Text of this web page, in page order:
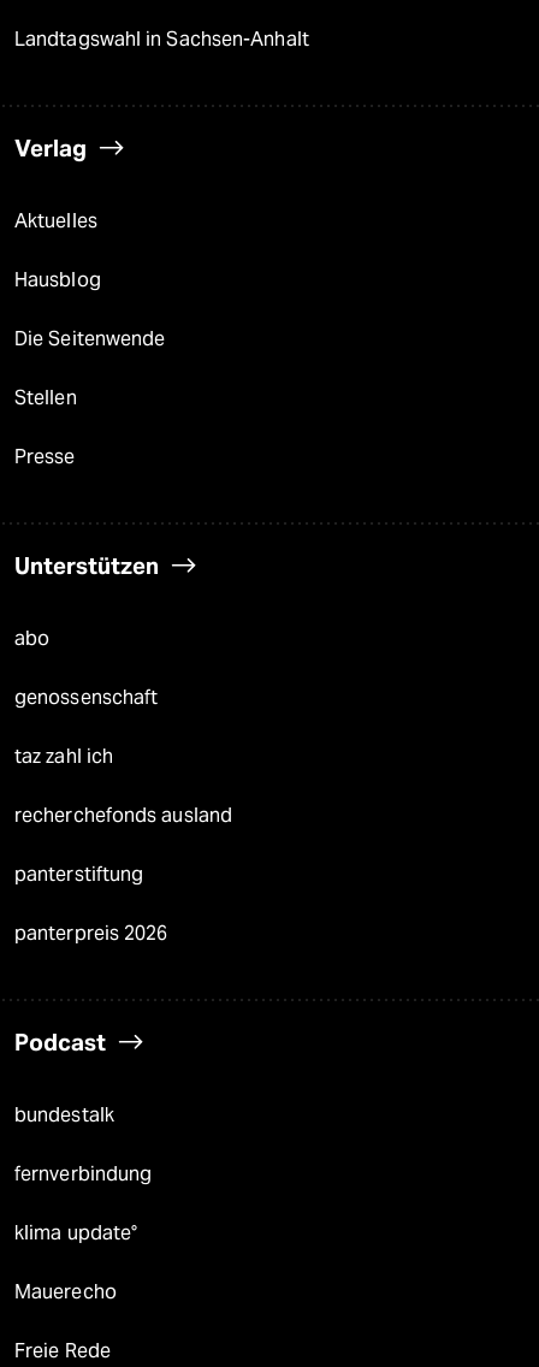
Landtagswahl in Sachsen-Anhalt
Verlag
Aktuelles
Hausblog
Die Seitenwende
Stellen
Presse
Unterstützen
abo
genossenschaft
taz zahl ich
recherchefonds ausland
panterstiftung
panterpreis 2026
Podcast
bundestalk
fernverbindung
klima update°
Mauerecho
Freie Rede